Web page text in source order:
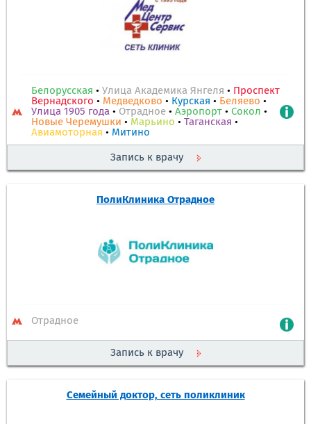
Белорусская • Улица Академика Янгеля • Проспект
Вернадского • Медведково • Курская • Беляево •
Улица 1905 года • Отрадное • Аэропорт • Сокол •
Новые Черемушки • Марьино • Таганская •
Авиамоторная • Митино
Запись к врачу
ПолиКлиника Отрадное
Отрадное
Запись к врачу
Семейный доктор, сеть поликлиник